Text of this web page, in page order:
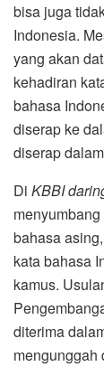
bisa juga
Indonesia.
yang akan
kehadiran
bahasa
diserap ke
diserap
Di KBBI
bahasa
kata bahasa
kamus.
diterima
mengunggah